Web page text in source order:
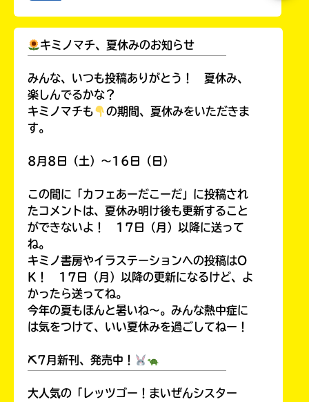
キミノマチ、夏休みのお知らせ
みんな、いつも投稿ありがとう！ 夏休み、
楽しんでるかな？
キミノマチも
の期間、夏休みをいただきま
す。
8月8日（土）～16日（日）
この間に「カフェあーだこーだ」に投稿され
たコメントは、夏休み明け後も更新すること
ができないよ！ 17日（月）以降に送って
ね。
キミノ書房やイラステーションへの投稿はO
K！ 17日（月）以降の更新になるけど、よ
かったら送ってね。
今年の夏もほんと暑いね～。みんな熱中症に
は気をつけて、いい夏休みを過ごしてねー！
⛏7月新刊、発売中！
大人気の「レッツゴー！まいぜんシスター